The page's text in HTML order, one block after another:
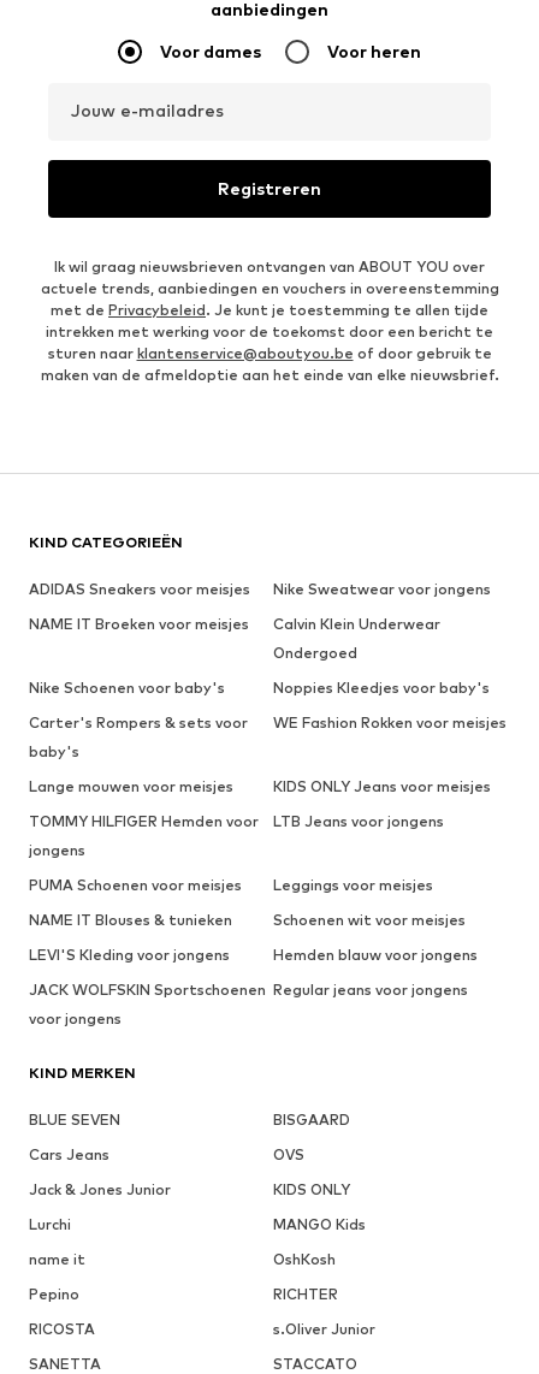
aanbiedingen
Voor dames Voor heren
Jouw e-mailadres
Registreren
Ik wil graag nieuwsbrieven ontvangen van ABOUT YOU over
actuele trends, aanbiedingen en vouchers in overeenstemming
met de Privacybeleid. Je kunt je toestemming te allen tijde
intrekken met werking voor de toekomst door een bericht te
sturen naar klantenservice@aboutyou.be of door gebruik te
maken van de afmeldoptie aan het einde van elke nieuwsbrief.
KIND CATEGORIEËN
ADIDAS Sneakers voor meisjes
Nike Sweatwear voor jongens
NAME IT Broeken voor meisjes
Calvin Klein Underwear
Ondergoed
Nike Schoenen voor baby's
Noppies Kleedjes voor baby's
Carter's Rompers & sets voor
baby's
WE Fashion Rokken voor meisjes
Lange mouwen voor meisjes
KIDS ONLY Jeans voor meisjes
TOMMY HILFIGER Hemden voor
jongens
LTB Jeans voor jongens
PUMA Schoenen voor meisjes
Leggings voor meisjes
NAME IT Blouses & tunieken
Schoenen wit voor meisjes
LEVI'S Kleding voor jongens
Hemden blauw voor jongens
JACK WOLFSKIN Sportschoenen
voor jongens
Regular jeans voor jongens
KIND MERKEN
BLUE SEVEN
BISGAARD
Cars Jeans
OVS
Jack & Jones Junior
KIDS ONLY
Lurchi
MANGO Kids
name it
OshKosh
Pepino
RICHTER
RICOSTA
s.Oliver Junior
SANETTA
STACCATO